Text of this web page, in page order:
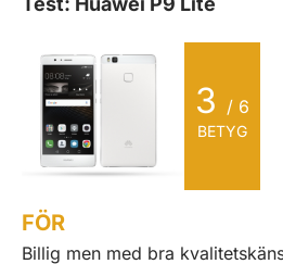
3 / 6
BETYG
FÖR
Billig men med bra